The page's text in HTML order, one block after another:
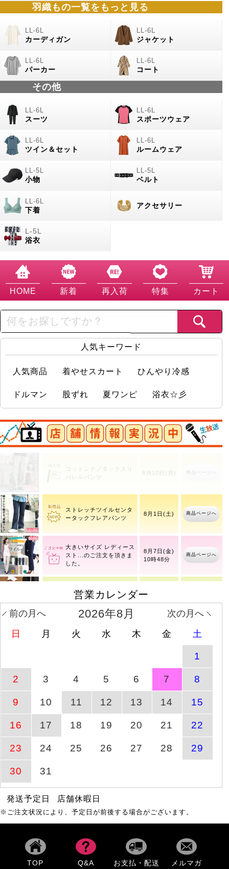
羽織もの一覧をもっと見る
カーディガン ジャケット
パーカー コート
その他
スーツ スポーツウェア
ツイン＆セット ルームウェア
小物 ベルト
下着
アクセサリー
浴衣
HOME 新着 再入荷 特集 カート
人気キーワード
人気商品 着やせスカート ひんやり冷感
ドルマン 股ずれ 夏ワンピ 浴衣☆彡
店舗情報実況中
コットンチノタック入り
バレルパンツ
8月10日(月) 商品ページへ
ストレッチツイルセンタ
ータックフレアパンツ
8月1日(土) 商品ページへ
大きいサイズ レディース
スト
8月7日(金)
10時48分
商品ページへ
ワッフルベストフェイク
レイヤードプルオーバー
8月10日(月)
重ね着風ニットパーカー
8月6日(木) 商品ページへ
Vネ
8月7日(金)
10時59分
商品ページへ
トップス
商品ページへ
ドットフレアスリーブプ
ワッシャーシアーロング
シャツ
8月10日(月) 商品ページへ
営業カレンダー
前の月へ 次の月へ
2026年8月
日 月 火 水 木 金 土
1
2 3 4 5 6 7 8
9 10 11 12 13 14 15
16 17 18 19 20 21 22
23 24 25 26 27 28 29
30 31
発送予定日 店舗休暇日
※ご注文状況により、予定日が前後する場合がございます。
TOP Q&A お支払・配送 メルマガ